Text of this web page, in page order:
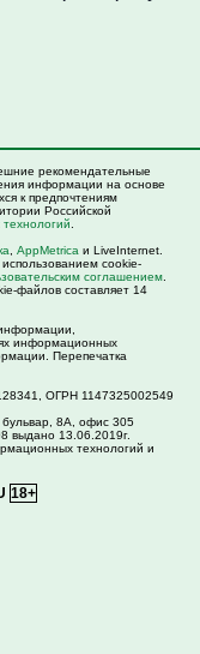
рекомендательные
информации на основе
к предпочтениям
Российской
AppMetrica и LiveInternet.
cookie-
соглашением
файлов составляет 14
информационных
Перепечатка
ОГРН 1147325002549
бульвар, 8А, офис 305
выдано 13.06.2019г.
технологий и
18+